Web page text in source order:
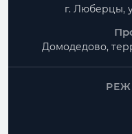
г. Люберцы,
Домодедово,